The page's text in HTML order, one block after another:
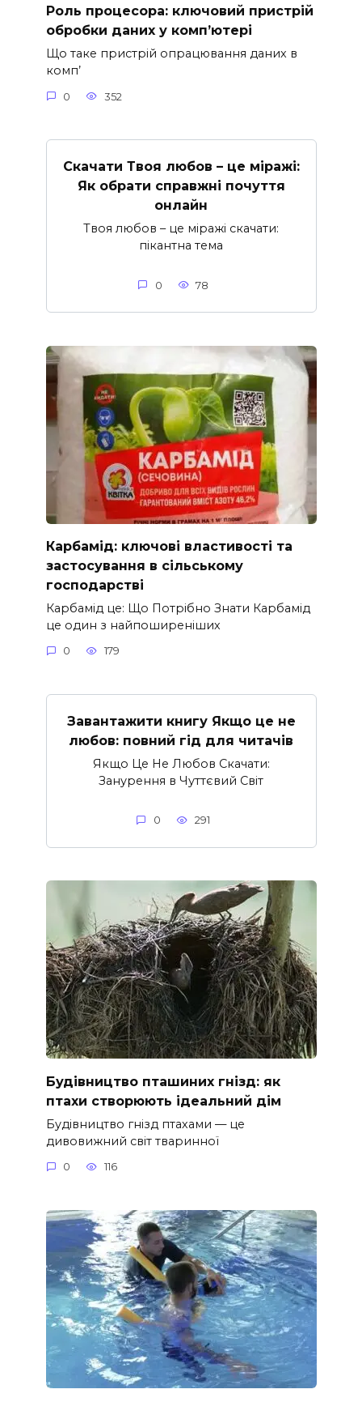
Роль процесора: ключовий пристрій
обробки даних у комп’ютері
Що таке пристрій опрацювання даних в
комп’
0 352
Скачати Твоя любов – це міражі:
Як обрати справжні почуття
онлайн
Твоя любов – це міражі скачати:
пікантна тема
0 78
Карбамід: ключові властивості та
застосування в сільському
господарстві
Карбамід це: Що Потрібно Знати Карбамід
це один з найпоширеніших
0 179
Завантажити книгу Якщо це не
любов: повний гід для читачів
Якщо Це Не Любов Скачати:
Занурення в Чуттєвий Світ
0 291
Будівництво пташиних гнізд: як
птахи створюють ідеальний дім
Будівництво гнізд птахами — це
дивовижний світ тваринної
0 116